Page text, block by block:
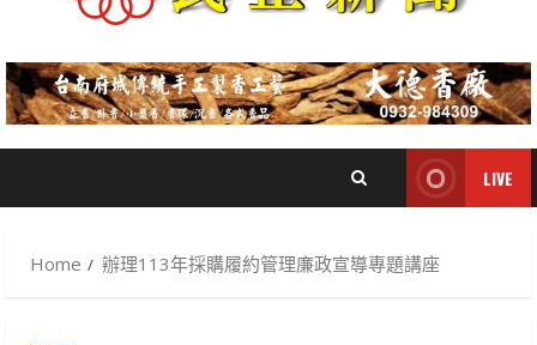
LIVE
Home 辦理113年採購履約管理廉政宣導專題講座